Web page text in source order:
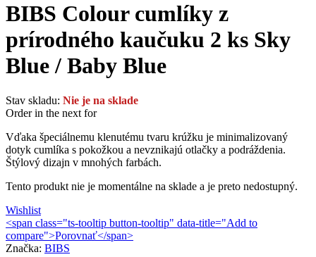
BIBS Colour cumlíky z
prírodného kaučuku 2 ks Sky
Blue / Baby Blue
Stav skladu: Nie je na sklade
Order in the next for
Vďaka špeciálnemu klenutému tvaru krúžku je minimalizovaný
dotyk cumlíka s pokožkou a nevznikajú otlačky a podráždenia.
Štýlový dizajn v mnohých farbách.
Tento produkt nie je momentálne na sklade a je preto nedostupný.
Wishlist
<span class="ts-tooltip button-tooltip" data-title="Add to
compare">Porovnať</span>
Značka: BIBS